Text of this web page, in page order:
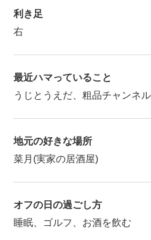
利き足
右
最近ハマっていること
うじとうえだ、粗品チャンネル
地元の好きな場所
菜月(実家の居酒屋)
オフの日の過ごし方
睡眠、ゴルフ、お酒を飲む